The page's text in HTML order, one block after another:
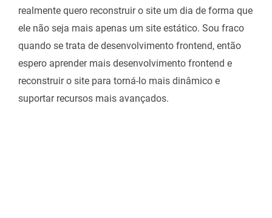
realmente quero reconstruir o site um dia de forma que
ele não seja mais apenas um site estático. Sou fraco
quando se trata de desenvolvimento frontend, então
espero aprender mais desenvolvimento frontend e
reconstruir o site para torná-lo mais dinâmico e
suportar recursos mais avançados.